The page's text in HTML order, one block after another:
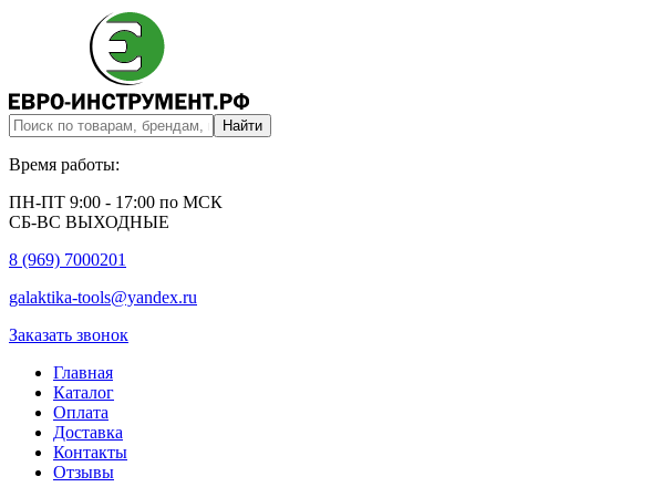
Время работы:
ПН-ПТ 9:00 - 17:00 по МСК
СБ-ВС ВЫХОДНЫЕ
8 (969) 7000201
galaktika-tools@yandex.ru
Заказать звонок
Главная
Каталог
Оплата
Доставка
Контакты
Отзывы